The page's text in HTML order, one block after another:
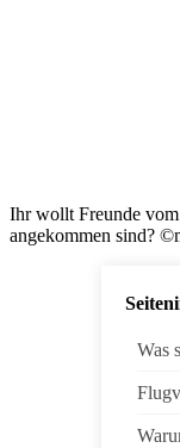
Ihr wollt Freunde
angekommen sind?
Was